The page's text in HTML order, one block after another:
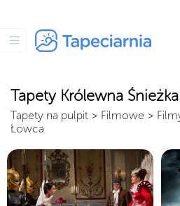
Tapety Królewna
Tapety na pulpit > Filmowe >
Łowca